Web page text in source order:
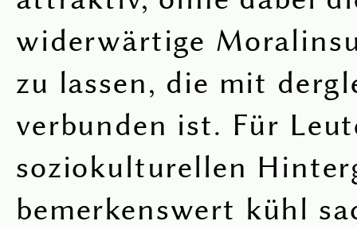
widerwärtige
zu lassen, die mit
verbunden ist. Für
soziokulturellen
bemerkenswert kühl